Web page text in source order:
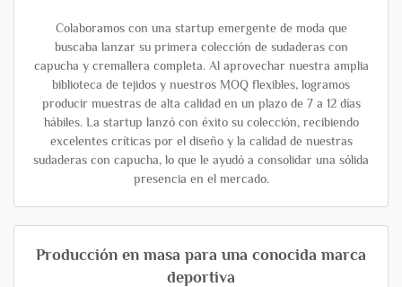
Colaboramos con una startup emergente de moda que
buscaba lanzar su primera colección de sudaderas con
capucha y cremallera completa. Al aprovechar nuestra amplia
biblioteca de tejidos y nuestros MOQ flexibles, logramos
producir muestras de alta calidad en un plazo de 7 a 12 días
hábiles. La startup lanzó con éxito su colección, recibiendo
excelentes críticas por el diseño y la calidad de nuestras
sudaderas con capucha, lo que le ayudó a consolidar una sólida
presencia en el mercado.
Producción en masa para una conocida marca
deportiva